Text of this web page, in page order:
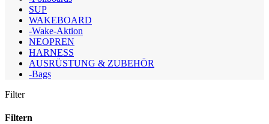
SUP
WAKEBOARD
-Wake-Aktion
NEOPREN
HARNESS
AUSRÜSTUNG & ZUBEHÖR
-Bags
Filter
Filtern